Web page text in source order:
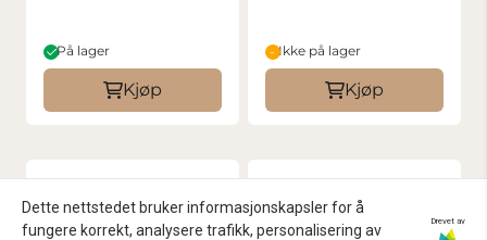
På lager
Kjøp
Ikke på lager
Kjøp
Dette nettstedet bruker informasjonskapsler for å
fungere korrekt, analysere trafikk, personalisering av
Drevet av